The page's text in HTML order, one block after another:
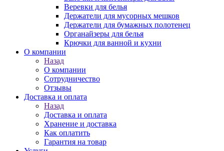
Веревки для белья
Держатели для мусорных мешков
Держатели для бумажных полотенец
Органайзеры для белья
Крючки для ванной и кухни
О компании
Назад
О компании
Сотрудничество
Отзывы
Доставка и оплата
Назад
Доставка и оплата
Хранение и доставка
Как оплатить
Гарантия на товар